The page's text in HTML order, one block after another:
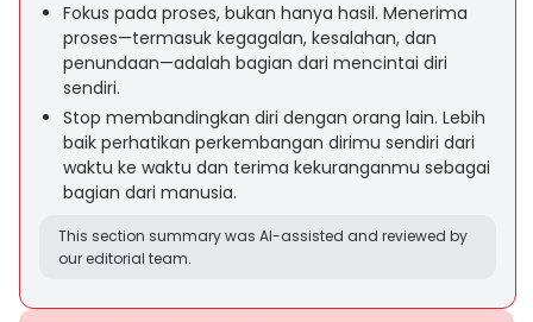
Fokus pada proses, bukan hanya hasil. Menerima
proses—termasuk kegagalan, kesalahan, dan
penundaan—adalah bagian dari mencintai diri
sendiri.
Stop membandingkan diri dengan orang lain. Lebih
baik perhatikan perkembangan dirimu sendiri dari
waktu ke waktu dan terima kekuranganmu sebagai
bagian dari manusia.
This section summary was AI-assisted and reviewed by
our editorial team.